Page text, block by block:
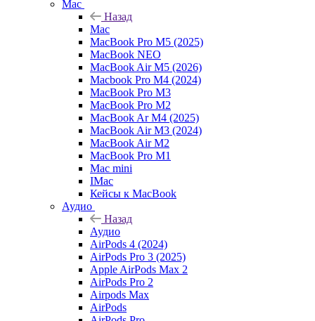
Mac
Назад
Mac
MacBook Pro M5 (2025)
MacBook NEO
MacBook Air M5 (2026)
Macbook Pro M4 (2024)
MacBook Pro M3
MacBook Pro M2
MacBook Ar M4 (2025)
MacBook Air M3 (2024)
MacBook Air M2
MacBook Pro M1
Mac mini
IMac
Кейсы к MacBook
Аудио
Назад
Аудио
AirPods 4 (2024)
AirPods Pro 3 (2025)
Apple AirPods Max 2
AirPods Pro 2
Airpods Max
AirPods